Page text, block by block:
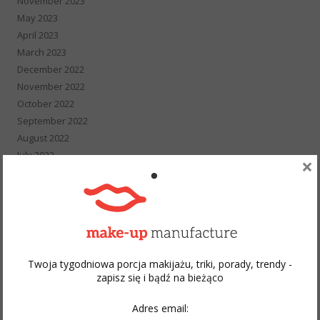
May 2023
April 2023
March 2023
December 2022
November 2022
October 2022
September 2022
August 2022
July 2022
December 2021
November 2021
Twoja tygodniowa porcja makijażu, triki, porady, trendy -
zapisz się i bądź na bieżąco
Adres email:
×